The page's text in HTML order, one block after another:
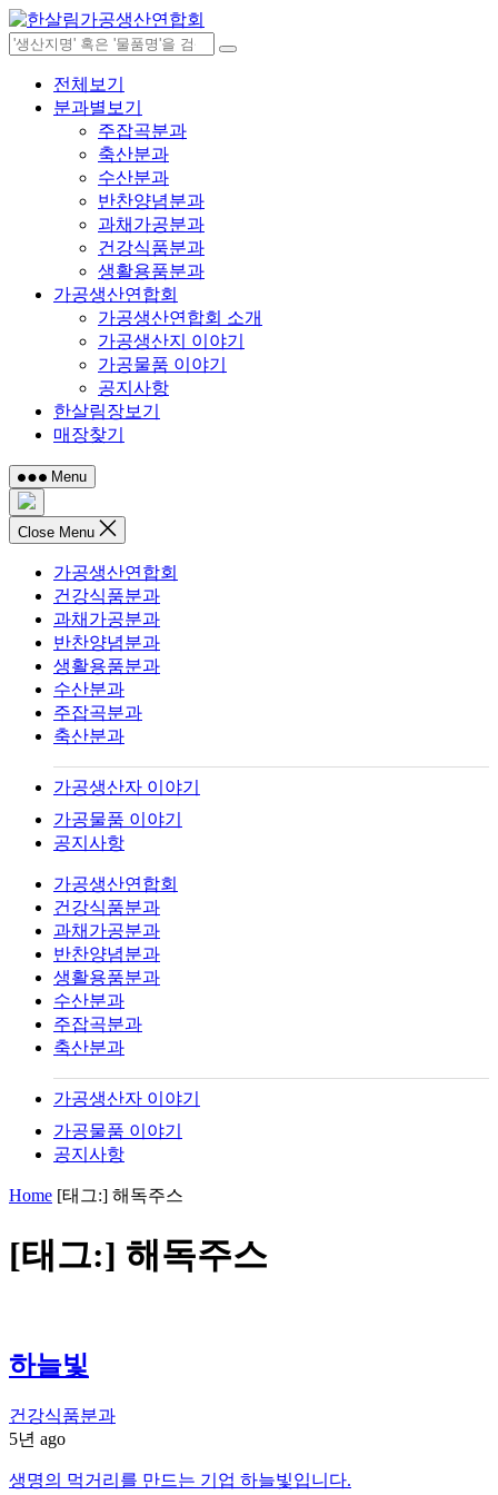
Skip
to
content
전체보기
분과별보기
주잡곡분과
축산분과
수산분과
반찬양념분과
과채가공분과
건강식품분과
생활용품분과
가공생산연합회
가공생산연합회 소개
가공생산지 이야기
가공물품 이야기
공지사항
한살림장보기
매장찾기
Menu
Close Menu
가공생산연합회
건강식품분과
과채가공분과
반찬양념분과
생활용품분과
수산분과
주잡곡분과
축산분과
가공생산자 이야기
가공물품 이야기
공지사항
가공생산연합회
건강식품분과
과채가공분과
반찬양념분과
생활용품분과
수산분과
주잡곡분과
축산분과
가공생산자 이야기
가공물품 이야기
공지사항
Home [태그:] 해독주스
[태그:] 해독주스
하늘빛
건강식품분과
5년 ago
생명의 먹거리를 만드는 기업 하늘빛입니다.